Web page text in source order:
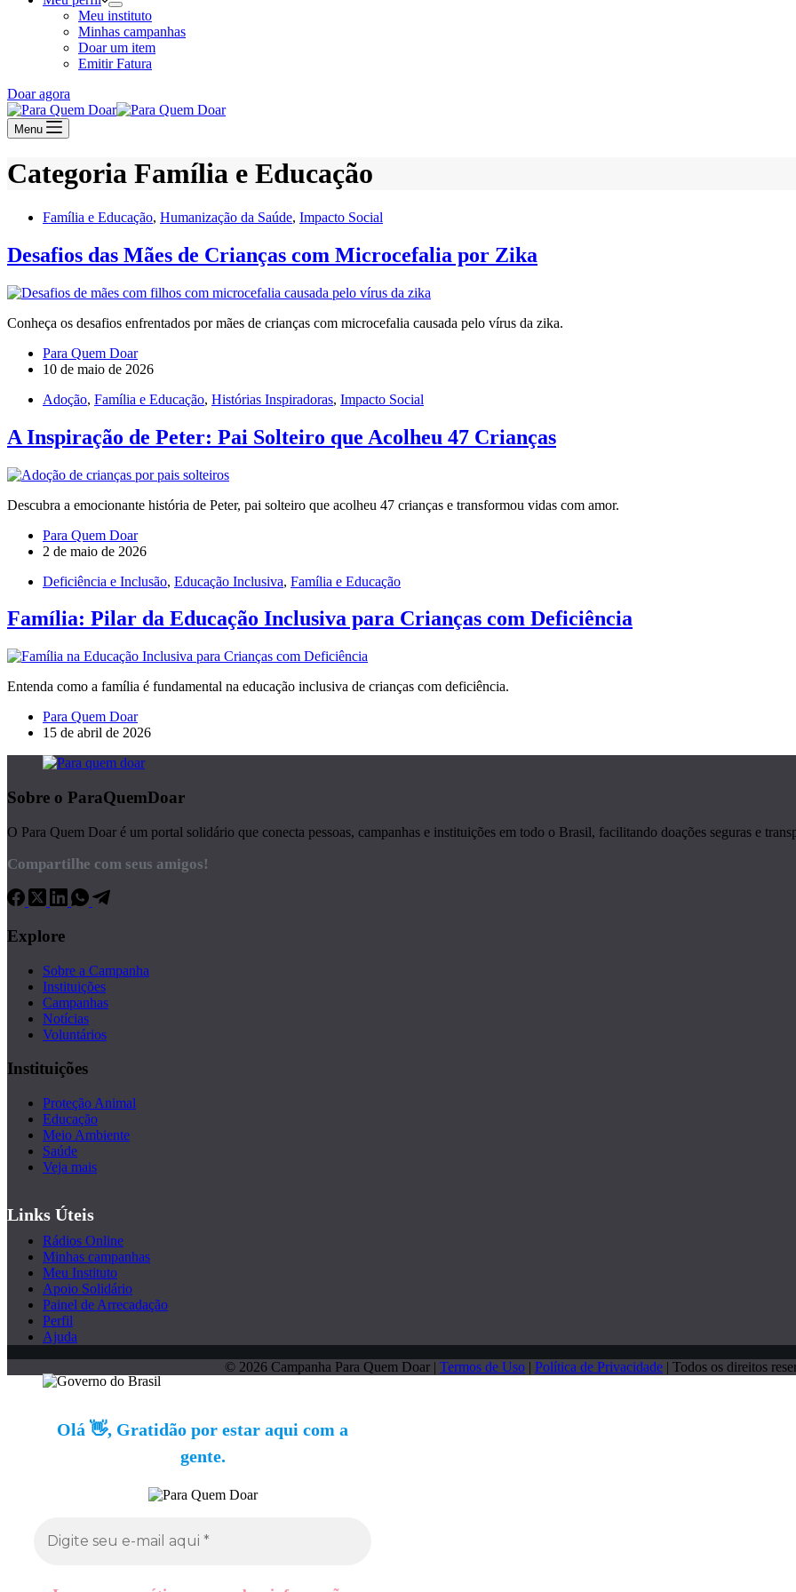
Meu instituto
Minhas campanhas
Doar um item
Emitir Fatura
Doar agora
Menu
Categoria Família e Educação
Família e Educação, Humanização da Saúde, Impacto Social
Desafios das Mães de Crianças com Microcefalia por Zika
Conheça os desafios enfrentados por mães de crianças com microcefalia causada pelo vírus da zika.
Para Quem Doar
10 de maio de 2026
Adoção, Família e Educação, Histórias Inspiradoras, Impacto Social
A Inspiração de Peter: Pai Solteiro que Acolheu 47 Crianças
Descubra a emocionante história de Peter, pai solteiro que acolheu 47 crianças e transformou vidas com amor.
Para Quem Doar
2 de maio de 2026
Deficiência e Inclusão, Educação Inclusiva, Família e Educação
Família: Pilar da Educação Inclusiva para Crianças com Deficiência
Entenda como a família é fundamental na educação inclusiva de crianças com deficiência.
Para Quem Doar
15 de abril de 2026
Sobre o ParaQuemDoar
O Para Quem Doar é um portal solidário que conecta pessoas, campanhas e instituições em todo o Brasil, facilitando doações seguras e
Compartilhe com seus amigos!
Explore
Sobre a Campanha
Instituições
Campanhas
Notícias
Voluntários
Instituições
Proteção Animal
Educação
Meio Ambiente
Saúde
Veja mais
Links Úteis
Rádios Online
Minhas campanhas
Meu Instituto
Apoio Solidário
Painel de Arrecadação
Perfil
Ajuda
© 2026 Campanha Para Quem Doar | Termos de Uso | Política de Privacidade | Todos os direitos
Olá 👋, Gratidão por estar aqui com a
gente.